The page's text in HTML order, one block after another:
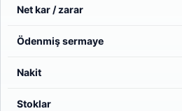
Net kar / zarar
Ödenmiş sermaye
Nakit
Stoklar